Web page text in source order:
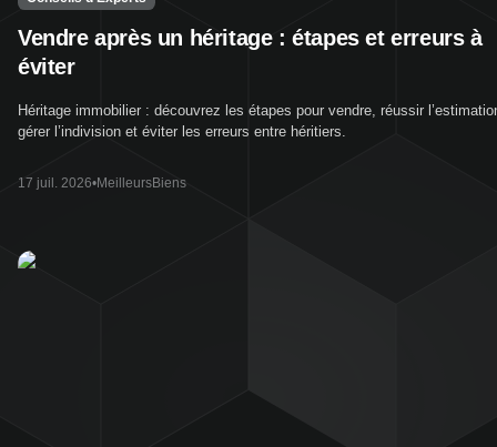
Vendre après un héritage : étapes et erreurs à
éviter
Héritage immobilier : découvrez les étapes pour vendre, réussir
gérer l’indivision et éviter les erreurs entre héritiers.
17 juil. 2026•MeilleursBiens